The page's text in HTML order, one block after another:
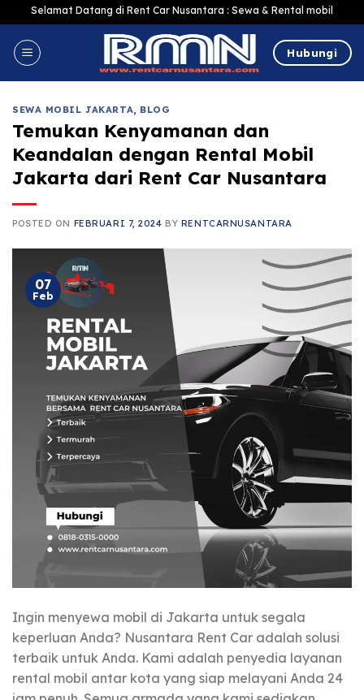
to
content
Selamat Datang di Rent Car Nusantara : Sewa & Rental mobil Jakarta
Hubungi
SEWA MOBIL JAKARTA, BLOG
Temukan Kenyamanan dan
Keandalan dengan Rental Mobil
Jakarta dari Rent Car Nusantara
POSTED ON FEBRUARI 7, 2024 BY RENTCARNUSANTARA
07
Feb
Ingin menyewa mobil di Jakarta untuk segala
keperluan Anda? Nusantara Rent Car adalah solusi
terbaik untuk Anda. Kami adalah penyedia layanan
rental mobil antar kota yang siap melayani Anda 24